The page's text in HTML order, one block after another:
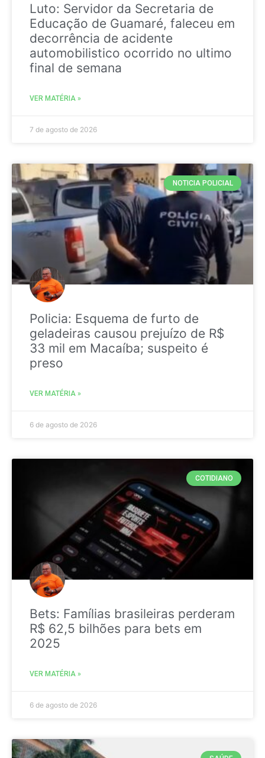
Luto: Servidor da Secretaria de
Educação de Guamaré, faleceu em
decorrência de acidente
automobilistico ocorrido no ultimo
final de semana
VER MATÉRIA »
7 de agosto de 2026
NOTICIA POLICIAL
Policia: Esquema de furto de
geladeiras causou prejuízo de R$
33 mil em Macaíba; suspeito é
preso
VER MATÉRIA »
6 de agosto de 2026
COTIDIANO
Bets: Famílias brasileiras perderam
R$ 62,5 bilhões para bets em
2025
VER MATÉRIA »
6 de agosto de 2026